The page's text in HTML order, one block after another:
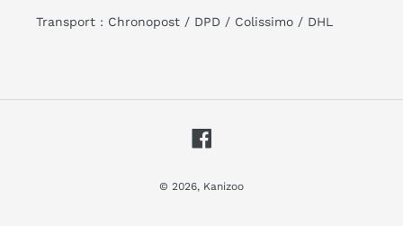
Transport : Chronopost / DPD / Colissimo / DHL
© 2026, Kanizoo